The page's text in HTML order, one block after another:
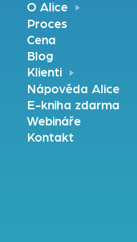
O Alice
Proces
Cena
Blog
Klienti
Nápověda Alice
E-kniha zdarma
Webináře
Kontakt